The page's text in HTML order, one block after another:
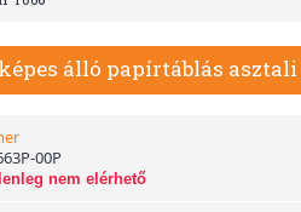
álló papírtáblás
00P
nem elérhető